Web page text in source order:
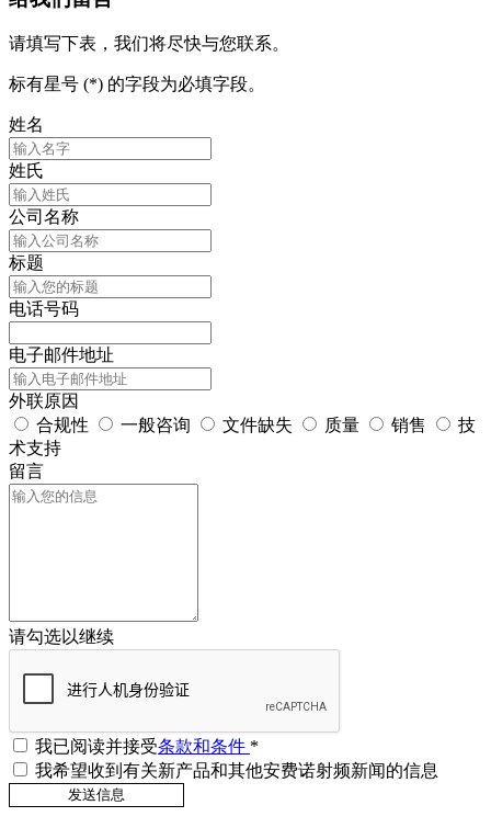
请填写下表，我们将尽快与您联系。
标有星号 (*) 的字段为必填字段。
姓名
姓氏
公司名称
标题
电话号码
电子邮件地址
外联原因
合规性
一般咨询 文件缺失 质量 销售
技
术支持
留言
请勾选以继续
我已阅读并接受条款和条件 *
我希望收到有关新产品和其他安费诺射频新闻的信息